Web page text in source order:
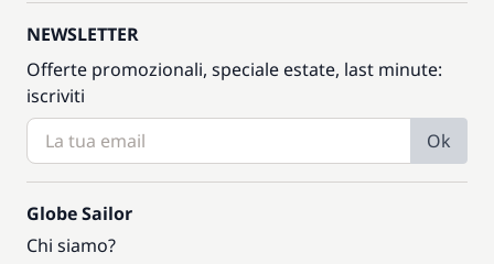
NEWSLETTER
Offerte promozionali, speciale estate, last minute:
iscriviti
Ok
Globe Sailor
Chi siamo?